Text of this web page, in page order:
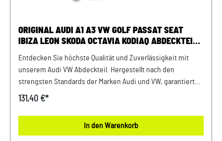
ORIGINAL AUDI A1 A3 VW GOLF PASSAT SEAT
IBIZA LEON SKODA OCTAVIA KODIAQ ABDECKTEIL
Entdecken Sie höchste Qualität und Zuverlässigkeit mit
unserem Audi VW Abdeckteil. Hergestellt nach den
strengsten Standards der Marken Audi und VW, garantiert
dieses Abdeckteil eine lange Lebensdauer und erstklassige
Ihrer Fahrzeuge mit unseren hochwertigen Originalteilen.
Produktinfos: 100% passgenau, da Original
131,40 €*
In den Warenkorb